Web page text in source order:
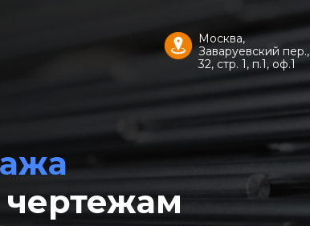
Москва,
Заваруевский пер.,
32, стр. 1, п.1, оф.1
чертежам